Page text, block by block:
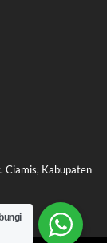
Ciamis, Kabupaten